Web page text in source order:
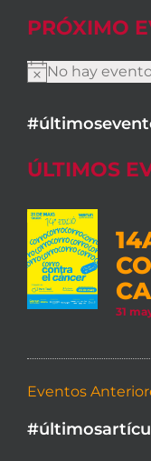
PRÓXIMO
Aviso
No hay
ÚLTIMOS
31
Eventos